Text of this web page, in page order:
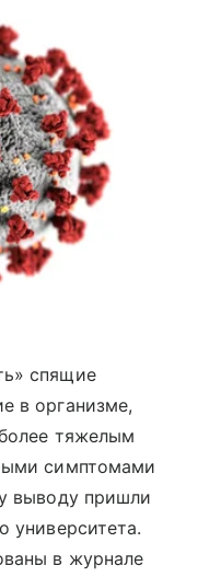
спящие
в организме,
тяжелым
симптомами
выводу пришли
университета.
в журнале